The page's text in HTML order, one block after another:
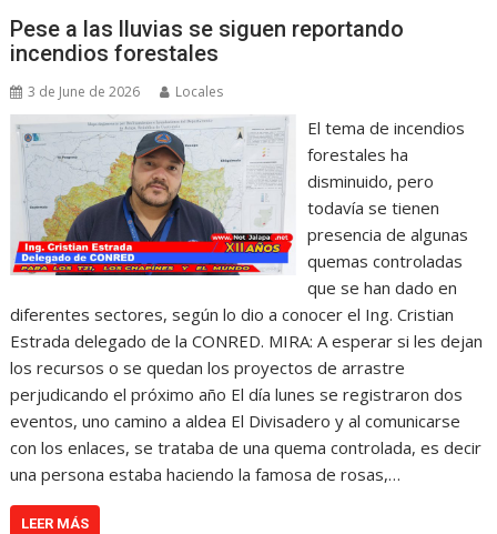
Pese a las lluvias se siguen reportando
incendios forestales
3 de June de 2026 Locales
El tema de incendios
forestales ha
disminuido, pero
todavía se tienen
presencia de algunas
quemas controladas
que se han dado en
diferentes sectores, según lo dio a conocer el Ing. Cristian
Estrada delegado de la CONRED. MIRA: A esperar si les dejan
los recursos o se quedan los proyectos de arrastre
perjudicando el próximo año El día lunes se registraron dos
eventos, uno camino a aldea El Divisadero y al comunicarse
con los enlaces, se trataba de una quema controlada, es decir
una persona estaba haciendo la famosa de rosas,…
LEER MÁS